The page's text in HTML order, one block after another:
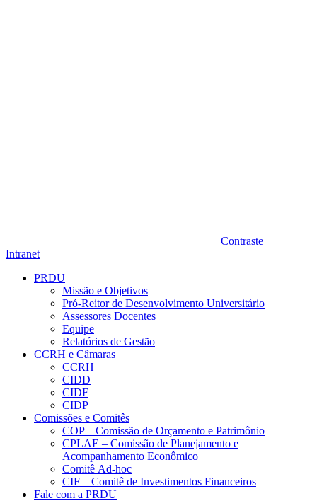
Contraste
Intranet
PRDU
Missão e Objetivos
Pró-Reitor de Desenvolvimento Universitário
Assessores Docentes
Equipe
Relatórios de Gestão
CCRH e Câmaras
CCRH
CIDD
CIDF
CIDP
Comissões e Comitês
COP – Comissão de Orçamento e Patrimônio
CPLAE – Comissão de Planejamento e
Acompanhamento Econômico
Comitê Ad-hoc
CIF – Comitê de Investimentos Financeiros
Fale com a PRDU